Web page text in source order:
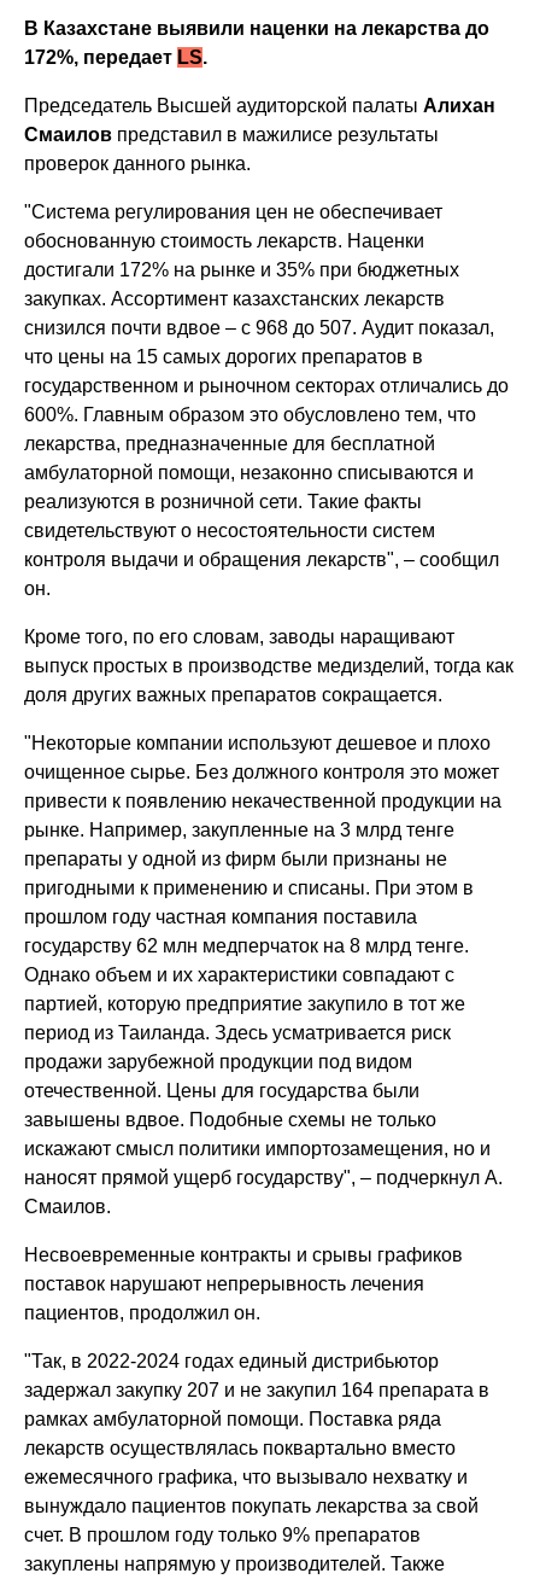
В Казахстане выявили наценки на лекарства до
172%, передает LS.
Председатель Высшей аудиторской палатыАлихан
Смаилов представил в мажилисе результаты
проверок данного рынка.
"Система регулирования цен не обеспечивает
обоснованную стоимость лекарств. Наценки
достигали 172% на рынке и 35% при бюджетных
закупках. Ассортимент казахстанских лекарств
снизился почти вдвое – с 968 до 507. Аудит показал,
что цены на 15 самых дорогих препаратов в
государственном и рыночном секторах отличались до
600%. Главным образом это обусловлено тем, что
лекарства, предназначенные для бесплатной
амбулаторной помощи, незаконно списываются и
реализуются в розничной сети. Такие факты
свидетельствуют о несостоятельности систем
контроля выдачи и обращения лекарств", – сообщил
он.
Кроме того, по его словам, заводы наращивают
выпуск простых в производстве медизделий, тогда как
доля других важных препаратов сокращается.
"Некоторые компании используют дешевое и плохо
очищенное сырье. Без должного контроля это может
привести к появлению некачественной продукции на
рынке. Например, закупленные на 3 млрд тенге
препараты у одной из фирм были признаны не
пригодными к применению и списаны. При этом в
прошлом году частная компания поставила
государству 62 млн медперчаток на 8 млрд тенге.
Однако объем и их характеристики совпадают с
партией, которую предприятие закупило в тот же
период из Таиланда. Здесь усматривается риск
продажи зарубежной продукции под видом
отечественной. Цены для государства были
завышены вдвое. Подобные схемы не только
искажают смысл политики импортозамещения, но и
наносят прямой ущерб государству", – подчеркнул А.
Смаилов.
Несвоевременные контракты и срывы графиков
поставок нарушают непрерывность лечения
пациентов, продолжил он.
"Так, в 2022-2024 годах единый дистрибьютор
задержал закупку 207 и не закупил 164 препарата в
рамках амбулаторной помощи. Поставка ряда
лекарств осуществлялась поквартально вместо
ежемесячного графика, что вызывало нехватку и
вынуждало пациентов покупать лекарства за свой
счет. В прошлом году только 9% препаратов
закуплены напрямую у производителей. Также